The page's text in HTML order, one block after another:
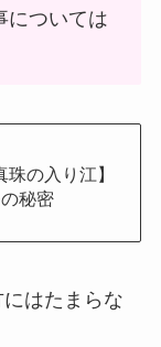
については
の入り江】
秘密
はたまらな